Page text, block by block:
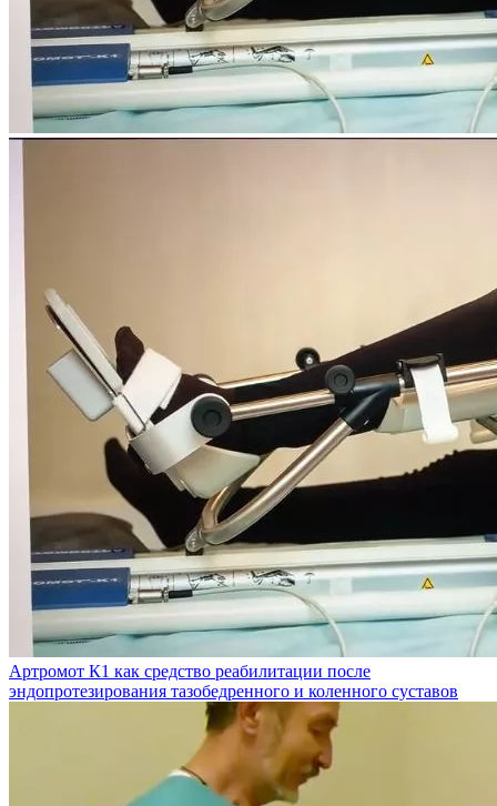
Артромот К1 как средство реабилитации после
эндопротезирования тазобедренного и коленного суставов